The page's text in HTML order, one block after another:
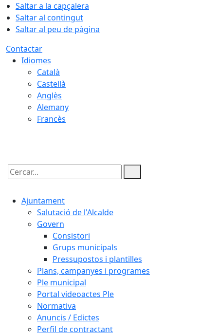
Saltar a la capçalera
Saltar al contingut
Saltar al peu de pàgina
Contactar
Idiomes
Català
Castellà
Anglès
Alemany
Francès
Cercar:
Ajuntament
Salutació de l'Alcalde
Govern
Consistori
Grups municipals
Pressupostos i plantilles
Plans, campanyes i programes
Ple municipal
Portal videoactes Ple
Normativa
Anuncis / Edictes
Perfil de contractant